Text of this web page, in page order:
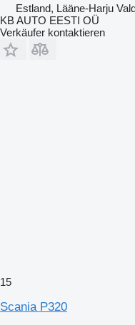
Estland, Lääne-Harju
KB AUTO EESTI OÜ
Verkäufer kontaktieren
15
Scania P320